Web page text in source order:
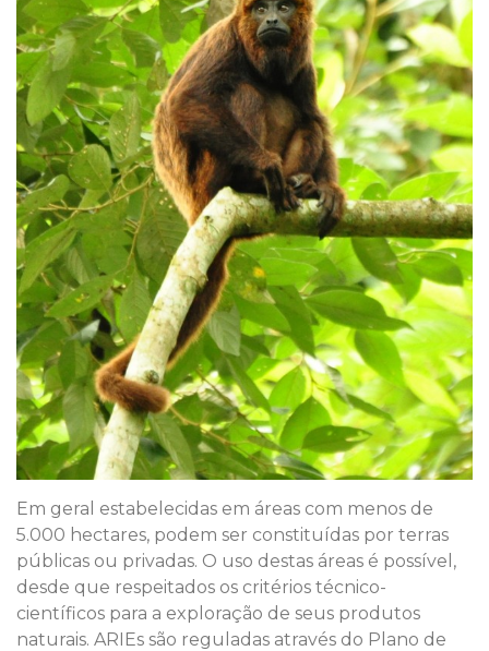
Em geral estabelecidas em áreas com menos de
5.000 hectares, podem ser constituídas por terras
públicas ou privadas. O uso destas áreas é possível,
desde que respeitados os critérios técnico-
científicos para a exploração de seus produtos
naturais. ARIEs são reguladas através do Plano de